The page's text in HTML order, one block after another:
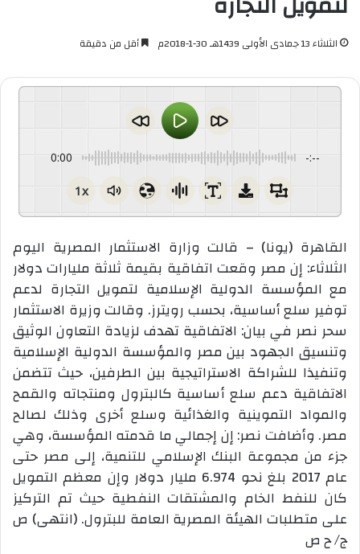
الثلاثاء 13 جمادى الأولى 1439هـ 30-1-2018م أقل من دقيقة
0:00 -:--
1x
القاهرة (يونا) – قالت وزارة الاستثمار المصرية اليوم
الثلاثاء: إن مصر وقعت اتفاقية بقيمة ثلاثة مليارات دولار
مع المؤسسة الدولية الإسلامية لتمويل التجارة لدعم
توفير سلع أساسية، بحسب رويترز. وقالت وزيرة الاستثمار
سحر نصر في بيان: الاتفاقية تهدف لزيادة التعاون الوثيق
وتنسيق الجهود بين مصر والمؤسسة الدولية الإسلامية
وتنفيذا للشراكة الاستراتيجية بين الطرفين، حيث تتضمن
الاتفاقية دعم سلع أساسية كالبترول ومنتجاته والقمح
والمواد التموينية والغذائية وسلع أخرى وذلك لصالح
مصر. وأضافت نصر: إن إجمالي ما قدمته المؤسسة، وهي
جزء من مجموعة البنك الإسلامي للتنمية، إلى مصر حتى
عام 2017 بلغ نحو 6.974 مليار دولار وإن معظم التمويل
كان للنفط الخام والمشتقات النفطية حيث تم التركيز
على متطلبات الهيئة المصرية العامة للبترول. (انتهى) ص
ج/ ح ص